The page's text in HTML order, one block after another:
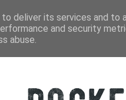
deliver its services and to
and security
abuse.